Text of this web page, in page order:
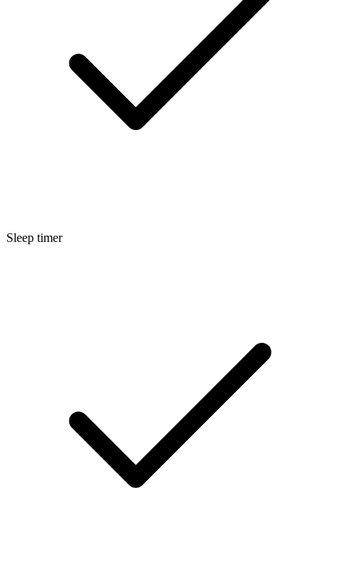
Sleep timer